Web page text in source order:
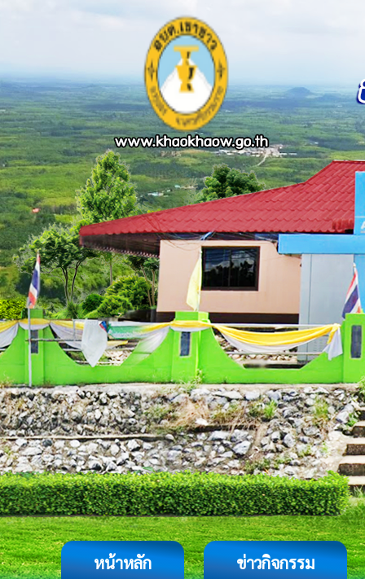
หน้าหลัก ข่าวกิจกรรม